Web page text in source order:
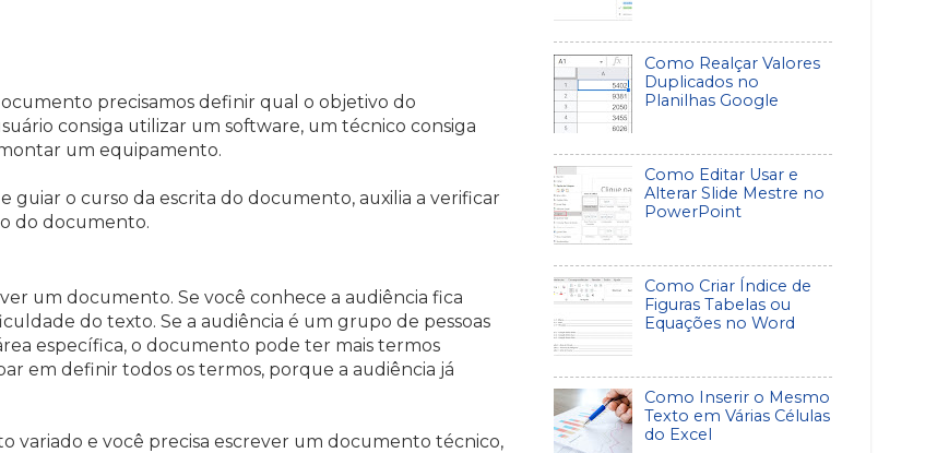
precisamos definir qual o objetivo do
consiga utilizar um software, um técnico consiga
um equipamento.
o curso da escrita do documento, auxilia a verificar
do documento.
um documento. Se você conhece a audiência fica
do texto. Se a audiência é um grupo de pessoas
específica, o documento pode ter mais termos
em definir todos os termos, porque a audiência já
variado e você precisa escrever um documento técnico,
Como Realçar Valores
Duplicados no
Planilhas Google
Como Editar Usar e
Alterar Slide Mestre no
PowerPoint
Como Criar Índice de
Figuras Tabelas ou
Equações no Word
Como Inserir o Mesmo
Texto em Várias Células
do Excel